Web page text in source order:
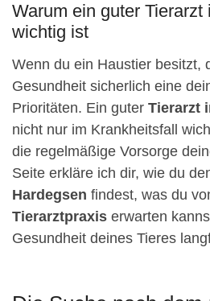
Warum ein guter
wichtig ist
Wenn du ein Haustier besitzt,
Gesundheit sicherlich eine
Prioritäten. Ein guter Tierarzt
nicht nur im Krankheitsfall
die regelmäßige Vorsorge
Seite erkläre ich dir, wie du
Hardegsen findest, was du
Tierarztpraxis erwarten
Gesundheit deines Tieres